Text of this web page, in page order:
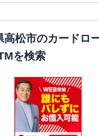
高松市のカードロ
を検索